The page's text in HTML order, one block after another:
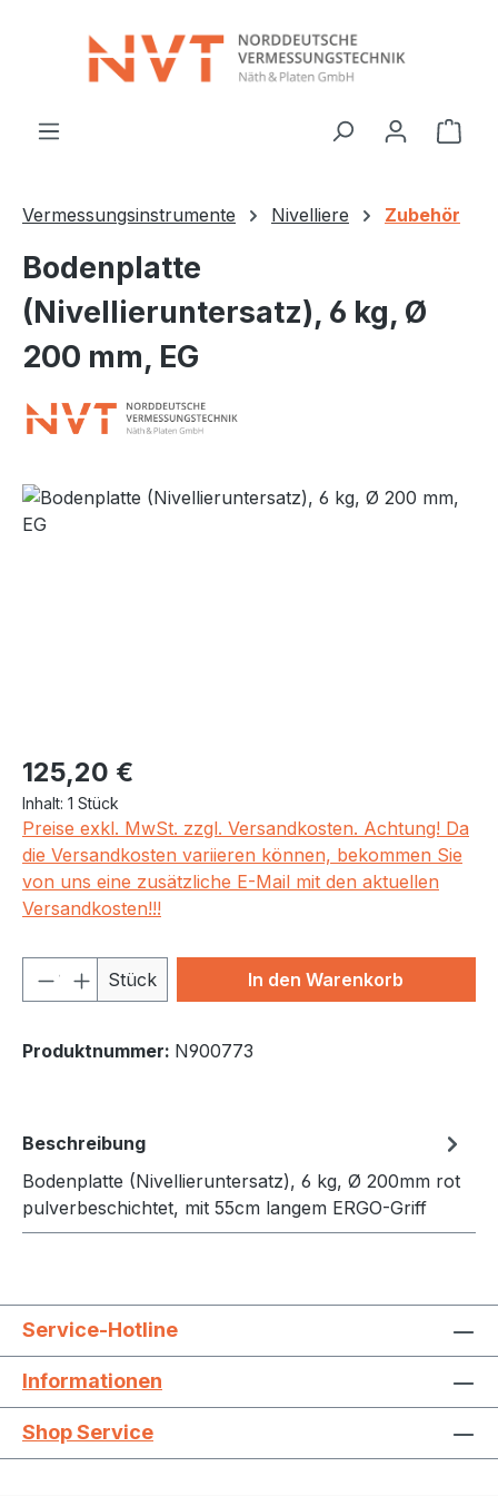
Vermessungsinstrumente Nivelliere Zubehör
Bodenplatte
(Nivellieruntersatz), 6 kg, Ø
200 mm, EG
Bildergalerie überspringen
Regulärer Preis:
125,20 €
Inhalt: 1 Stück
Preise exkl. MwSt. zzgl. Versandkosten. Achtung! Da
die Versandkosten variieren können, bekommen Sie
von uns eine zusätzliche E-Mail mit den aktuellen
Versandkosten!!!
Produkt Anzahl: Gib den
Stück In den Warenkorb
Produktnummer: N900773
Beschreibung
Bodenplatte (Nivellieruntersatz), 6 kg, Ø 200mm rot
pulverbeschichtet, mit 55cm langem ERGO-Griff
Service-Hotline
Informationen
Shop Service